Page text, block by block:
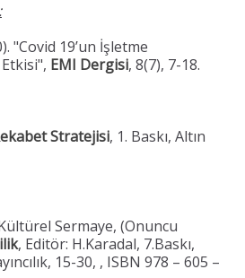
"Covid 19’un İşletme
EMI Dergisi, 8(7), 7-18.
Stratejisi, 1. Baskı, Altın
Sermaye, (Onuncu
, Editör: H.Karadal, 7.Baskı,
15-30, , ISBN 978 – 605 –